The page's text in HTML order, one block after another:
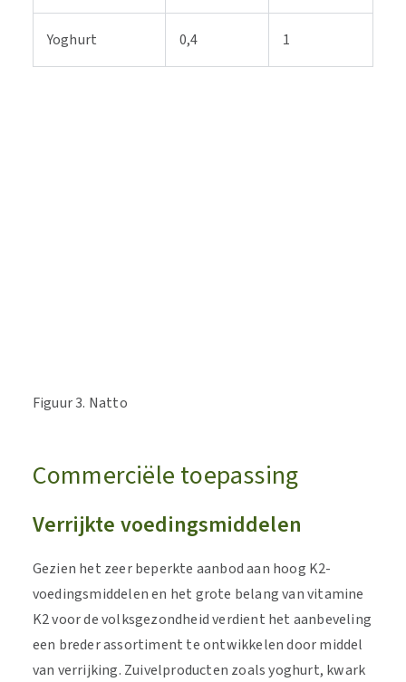
Yoghurt 0,4 1
Figuur 3. Natto
Commerciële toepassing
Verrijkte voedingsmiddelen
Gezien het zeer beperkte aanbod aan hoog K2-
voedingsmiddelen en het grote belang van vitamine
K2 voor de volksgezondheid verdient het aanbeveling
een breder assortiment te ontwikkelen door middel
van verrijking. Zuivelproducten zoals yoghurt, kwark